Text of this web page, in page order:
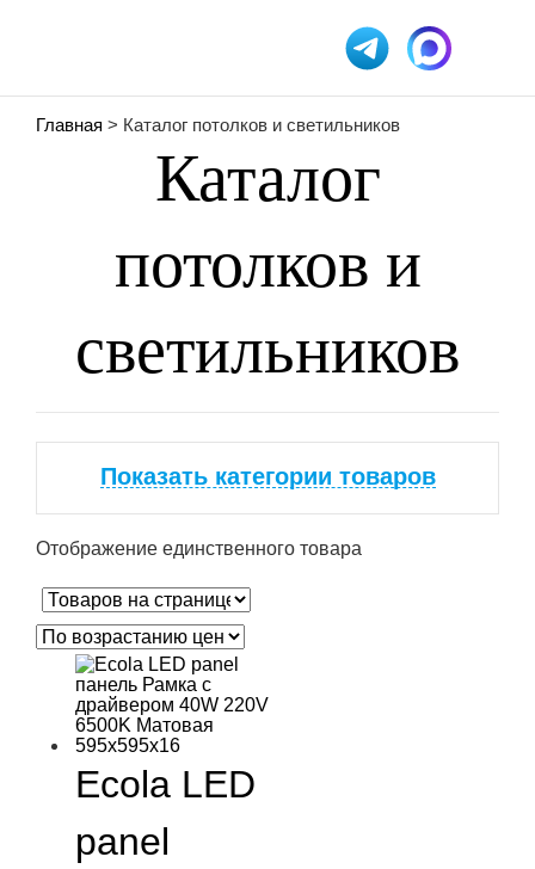
Главная > Каталог потолков и светильников
Каталог
потолков и
светильников
Показать категории товаров
Отображение единственного товара
Ecola LED
panel